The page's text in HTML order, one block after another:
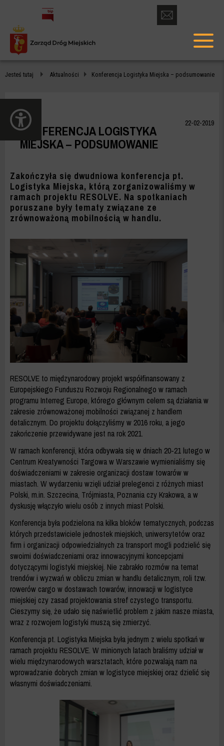
KONFERENCJA
MIEJSKA
PODSUMOWANIE
ZDM
WARSZAWA
otwórz
formularz
kontaktowy
menu
Jesteś tutaj Aktualności Konferencja Logistyka Miejska – podsumowanie
22-02-2019
KONFERENCJA LOGISTYKA
MIEJSKA – PODSUMOWANIE
Zakończyła się dwudniowa konferencja pt.
Logistyka Miejska, którą zorganizowaliśmy w
ramach projektu RESOLVE. Na spotkaniach
poruszane były tematy związane ze
zrównoważoną mobilnością w handlu.
RESOLVE to międzynarodowy projekt współfinansowany z
Europejskiego Funduszu Rozwoju Regionalnego w ramach
programu Interreg Europe, którego głównym celem są działania w
zakresie zrównoważonej mobilności związanej z handlem
detalicznym. Do projektu dołączyliśmy w 2016 roku, a jego
zakończenie przewidywane jest na rok 2021.
W ramach konferencji, która odbywała się w dniach 20-21 lutego w
Centrum Kreatywności Targowa w Warszawie wymienialiśmy się
doświadczeniami w zakresie organizacji dostaw towarów w
miastach. W wydarzeniu wzięli udział prelegenci z różnych miast
Polski, m.in. Szczecina, Trójmiasta, Poznania czy Krakowa, a w
dyskusję włączyło wielu osób z innych miast Polski.
Konferencja była podzielona na kilka bloków tematycznych, podczas
których przedstawiciele jednostek miejskich, uniwersytetów oraz
firm i organizacji odpowiedzialnych za transport mogli podzielić się
swoimi doświadczeniami oraz innowacyjnymi koncepcjami
dotyczącymi logistyki miejskiej. Nie zabrakło rozmów na temat
trendów i wyzwań w obliczu zmian w handlu detalicznym, roli tzw.
rowerów cargo w dostawach towarów, innowacji w logistyce
miejskiej czy zasad projektowania stref czystego transportu.
Cieszymy się, że udało się naświetlić problem z jakim nasze miasta,
wraz z rozwojem logistyki muszą się zmierzyć.
Konferencja pt. Logistyka Miejska była jednym z wielu spotkań w
ramach projektu RESOLVE. W minionych latach braliśmy udział w
wielu międzynarodowych warsztatach, które pozwalają nam na
wprowadzanie dobrych zmian w logistyce miejskiej oraz dzielić się
własnymi doświadczeniami.
dostępności